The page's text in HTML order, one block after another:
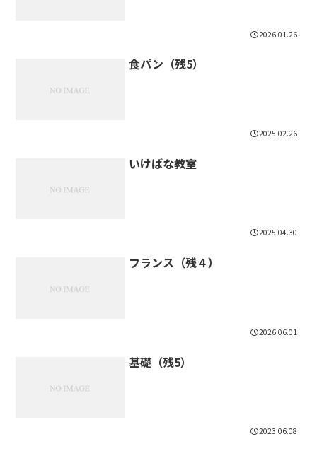
2026.01.26
食パン（残5）
2025.02.26
いけばな教室
2025.04.30
フランス（残４）
2026.06.01
基礎（残5）
2023.06.08